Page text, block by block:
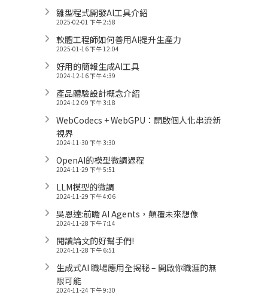
雛型程式開發AI工具介紹
2025-02-01 下午 2:58
軟體工程師如何善用AI提升生產力
2025-01-16 下午 12:04
好用的簡報生成AI工具
2024-12-16 下午 4:39
產品體驗設計概念介紹
2024-12-09 下午 3:18
WebCodecs + WebGPU：開啟個人化串流新
視界
2024-11-30 下午 3:30
OpenAI的模型微調過程
2024-11-29 下午 5:51
LLM模型的微調
2024-11-29 下午 4:06
吳恩達:前瞻 AI Agents，顛覆未來想像
2024-11-28 下午 7:14
閱讀論文的好幫手們!
2024-11-28 下午 6:51
生成式AI 職場應用全揭秘 – 開啟你職涯的無
限可能
2024-11-24 下午 9:30